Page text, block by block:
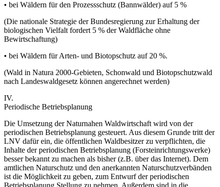
• bei Wäldern für den Prozessschutz (Bannwälder) auf 5 %
(Die nationale Strategie der Bundesregierung zur Erhaltung der
biologischen Vielfalt fordert 5 % der Waldfläche ohne
Bewirtschaftung)
• bei Wäldern für Arten- und Biotopschutz auf 20 %.
(Wald in Natura 2000-Gebieten, Schonwald und Biotopschutzwald
nach Landeswaldgesetz können angerechnet werden)
IV.
Periodische Betriebsplanung
Die Umsetzung der Naturnahen Waldwirtschaft wird von der
periodischen Betriebsplanung gesteuert. Aus diesem Grunde tritt der
LNV dafür ein, die öffentlichen Waldbesitzer zu verpflichten, die
Inhalte der periodischen Betriebsplanung (Forsteinrichtungswerke)
besser bekannt zu machen als bisher (z.B. über das Internet). Dem
amtlichen Naturschutz und den anerkannten Naturschutzverbänden
ist die Möglichkeit zu geben, zum Entwurf der periodischen
Betriebsplanung Stellung zu nehmen. Außerdem sind in die